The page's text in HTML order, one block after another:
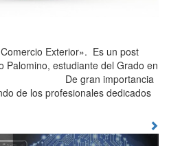
Exterior». Es un post
Palomino, estudiante del Grado en
De gran importancia
de los profesionales dedicados